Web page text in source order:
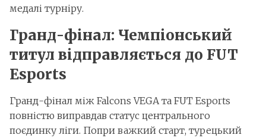
медалі турніру.
Гранд-фінал: Чемпіонський
титул відправляється до FUT
Esports
Гранд-фінал між Falcons VEGA та FUT Esports
повністю виправдав статус центрального
поєдинку ліги. Попри важкий старт, турецький